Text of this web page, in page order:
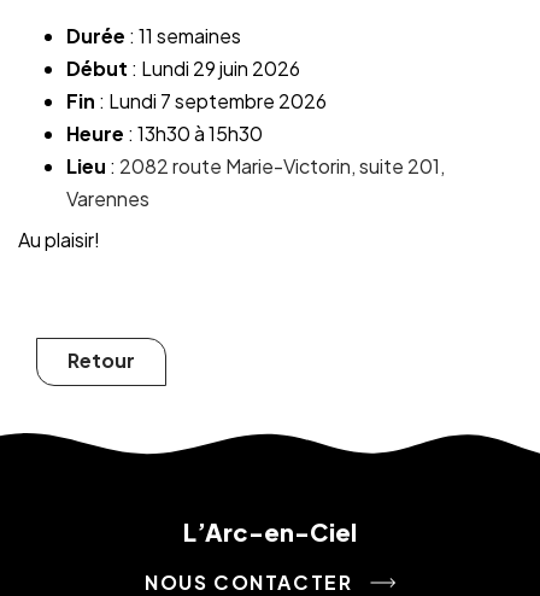
Durée : 11 semaines
Début : Lundi 29 juin 2026
Fin : Lundi 7 septembre 2026
Heure : 13h30 à 15h30
Lieu : 2082 route Marie-Victorin, suite 201,
Varennes
Au plaisir!
Retour
L’Arc-en-Ciel
NOUS CONTACTER